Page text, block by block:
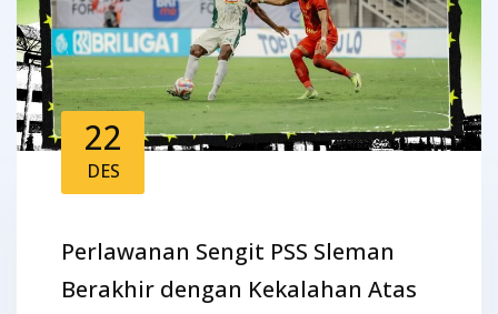
22
DES
Perlawanan Sengit PSS Sleman
Berakhir dengan Kekalahan Atas